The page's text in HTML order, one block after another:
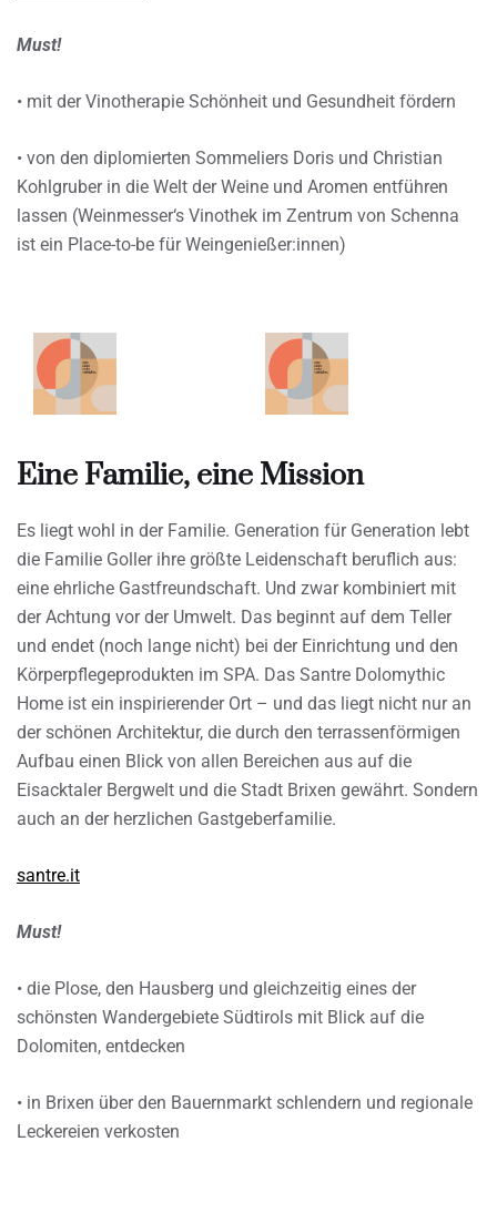
Must!
• mit der Vinotherapie Schönheit und Gesundheit fördern
• von den diplomierten Sommeliers Doris und Christian
Kohlgruber in die Welt der Weine und Aromen entführen
lassen (Weinmesser‘s Vinothek im Zentrum von Schenna
ist ein Place-to-be für Weingenießer:innen)
Eine Familie, eine Mission
Es liegt wohl in der Familie. Generation für Generation lebt
die Familie Goller ihre größte Leidenschaft beruflich aus:
eine ehrliche Gastfreundschaft. Und zwar kombiniert mit
der Achtung vor der Umwelt. Das beginnt auf dem Teller
und endet (noch lange nicht) bei der Einrichtung und den
Körperpflegeprodukten im SPA. Das Santre Dolomythic
Home ist ein inspirierender Ort – und das liegt nicht nur an
der schönen Architektur, die durch den terrassenförmigen
Aufbau einen Blick von allen Bereichen aus auf die
Eisacktaler Bergwelt und die Stadt Brixen gewährt. Sondern
auch an der herzlichen Gastgeberfamilie.
santre.it
Must!
• die Plose, den Hausberg und gleichzeitig eines der
schönsten Wandergebiete Südtirols mit Blick auf die
Dolomiten, entdecken
• in Brixen über den Bauernmarkt schlendern und regionale
Leckereien verkosten